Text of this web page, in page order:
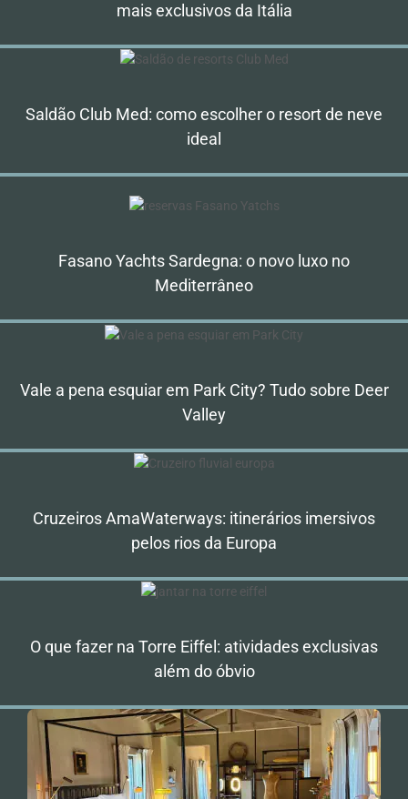
mais exclusivos da Itália
Saldão Club Med: como escolher o resort de neve
ideal
Fasano Yachts Sardegna: o novo luxo no
Mediterrâneo
Vale a pena esquiar em Park City? Tudo sobre Deer
Valley
Cruzeiros AmaWaterways: itinerários imersivos
pelos rios da Europa
O que fazer na Torre Eiffel: atividades exclusivas
além do óbvio